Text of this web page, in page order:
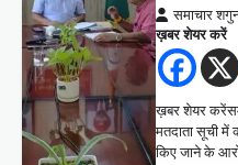
समाचार
ख़बर शेयर करें
ख़बर शेयर
मतदाता सूची में
किए जाने के